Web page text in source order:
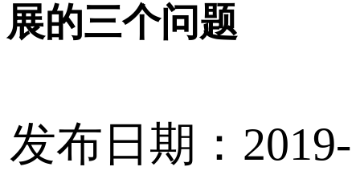
展的三个问题
发布日期：2019-